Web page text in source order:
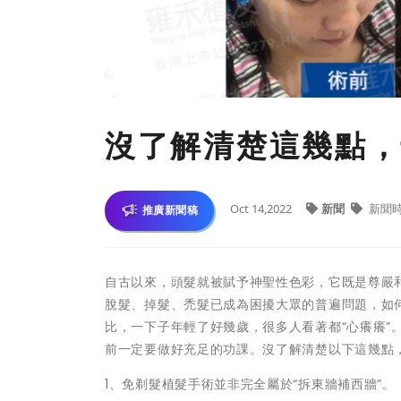
沒了解清楚這幾點
推廣新聞稿 Oct 14,2022 新聞 新聞
自古以來，頭髮就被賦予神聖性色彩，它既是尊
脫髮、掉髮、禿髮已成為困擾大眾的普遍問題，
比，一下子年輕了好幾歲，很多人看著都“心癢癢
前一定要做好充足的功課。沒了解清楚以下這幾點
1、免剃髮植髮手術並非完全屬於“拆東牆補西牆”。